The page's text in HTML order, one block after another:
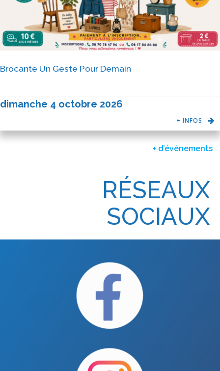
Brocante Un Geste Pour Demain
dimanche 4 octobre 2026
+ INFOS
+ d’événements
RÉSEAUX
SOCIAUX